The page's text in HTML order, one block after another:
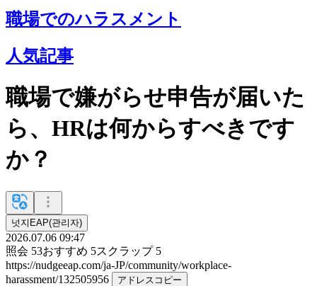
職場でのハラスメント
人気記事
職場で嫌がらせ申告が届いた
ら、HRは何からすべきです
か？
넛지EAP(관리자)
2026.07.06 09:47
照会 53おすすめ 5スクラップ 5
https://nudgeeap.com/ja-JP/community/workplace-
harassment/132505956
アドレスコピー